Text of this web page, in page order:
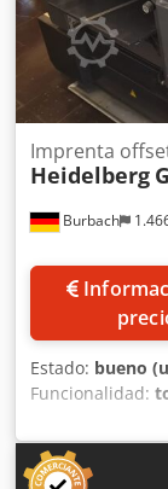
Burbach
Imprenta
Heidelberg
Información de
Estado: bueno
Funcionalidad:
Versión Plus:
perforación
espolvorado